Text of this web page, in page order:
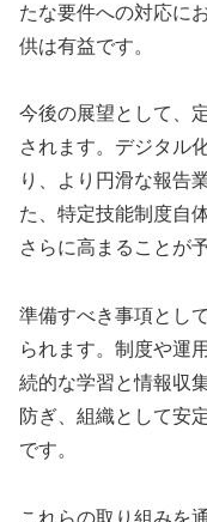
たな要件への対応に
供は有益です。
今後の展望として、
されます。デジタル
り、より円滑な報告
た、特定技能制度自
さらに高まることが
準備すべき事項とし
られます。制度や運
続的な学習と情報収
防ぎ、組織として安
です。
これらの取り組みを